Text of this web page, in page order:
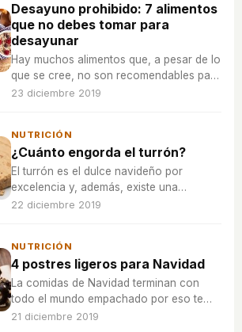
Desayuno prohibido: 7 alimentos
que no debes tomar para
desayunar
Hay muchos alimentos que, a pesar de lo
que se cree, no son recomendables para
empezar el día.
23 diciembre 2019
NUTRICIÓN
¿Cuánto engorda el turrón?
El turrón es el dulce navideño por
excelencia y, además, existe una
amplísima variedad de sabores y
22 diciembre 2019
NUTRICIÓN
4 postres ligeros para Navidad
La comidas de Navidad terminan con
todo el mundo empachado por eso te
dejamos una selección de cinco postres
21 diciembre 2019